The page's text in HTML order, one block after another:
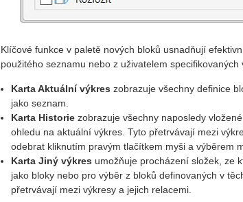
Klíčové funkce v paletě nových bloků usnadňují
použitého seznamu nebo z uživatelem
Karta Aktuální výkres zobrazuje všechny definice
jako seznam.
Karta Historie zobrazuje všechny naposledy
ohledu na aktuální výkres. Tyto přetrvávají mezi
odebrat kliknutím pravým tlačítkem myši a výběrem
Karta Jiný výkres umožňuje procházení složek, ze
jako bloky nebo pro výběr z bloků definovaných v
přetrvávají mezi výkresy a jejich relacemi.